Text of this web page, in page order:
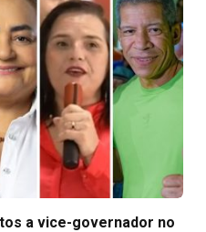
a vice-governador no